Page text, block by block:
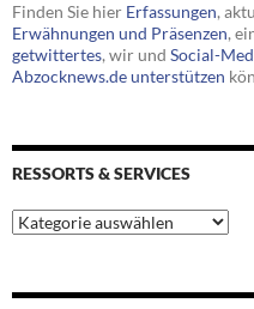
Finden Sie hier Erfassungen,
Erwähnungen und Präsenzen,
getwittertes, wir und Social-
Abzocknews.de unterstützen
RESSORTS & SERVICES
Ressorts
&